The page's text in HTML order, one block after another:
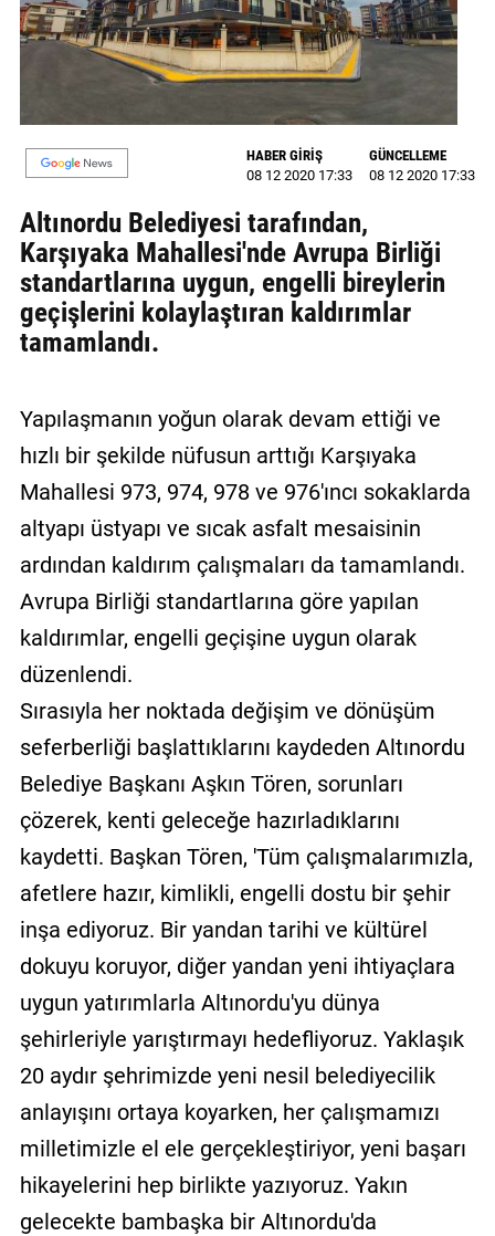
GALERİ
YAZARLAR
BİZE
Künye
İletişim
Gizlilik
Kullanıcı
Sözleşmesi
HABER GİRİŞ
08 12 2020 17:33
GÜNCELLEME
08 12 2020 17:33
Altınordu Belediyesi tarafından,
Karşıyaka Mahallesi'nde Avrupa Birliği
standartlarına uygun, engelli bireylerin
geçişlerini kolaylaştıran kaldırımlar
tamamlandı.
Yapılaşmanın yoğun olarak devam ettiği ve
hızlı bir şekilde nüfusun arttığı Karşıyaka
Mahallesi 973, 974, 978 ve 976'ıncı sokaklarda
altyapı üstyapı ve sıcak asfalt mesaisinin
ardından kaldırım çalışmaları da tamamlandı.
Avrupa Birliği standartlarına göre yapılan
kaldırımlar, engelli geçişine uygun olarak
düzenlendi.
Sırasıyla her noktada değişim ve dönüşüm
seferberliği başlattıklarını kaydeden Altınordu
Belediye Başkanı Aşkın Tören, sorunları
çözerek, kenti geleceğe hazırladıklarını
kaydetti. Başkan Tören, 'Tüm çalışmalarımızla,
afetlere hazır, kimlikli, engelli dostu bir şehir
inşa ediyoruz. Bir yandan tarihi ve kültürel
dokuyu koruyor, diğer yandan yeni ihtiyaçlara
uygun yatırımlarla Altınordu'yu dünya
şehirleriyle yarıştırmayı hedefliyoruz. Yaklaşık
20 aydır şehrimizde yeni nesil belediyecilik
anlayışını ortaya koyarken, her çalışmamızı
milletimizle el ele gerçekleştiriyor, yeni başarı
hikayelerini hep birlikte yazıyoruz. Yakın
gelecekte bambaşka bir Altınordu'da